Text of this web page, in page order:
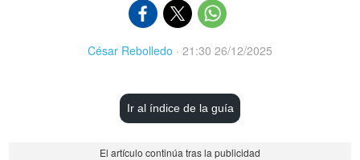
César Rebolledo · 21:30 26/12/2025
Ir al índice de la guía